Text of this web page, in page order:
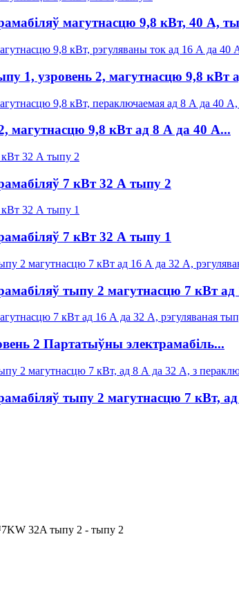
магутнасцю 9,8 кВт, 40 А,
1, узровень 2, магутнасцю 9,8 кВт
магутнасцю 9,8 кВт ад 8 А да 40 А...
7 кВт 32 А тыпу 2
7 кВт 32 А тыпу 1
тыпу 2 магутнасцю 7 кВт
2 Партатыўны электрамабіль...
тыпу 2 магутнасцю 7 кВт,
32A тыпу 2 - тыпу 2